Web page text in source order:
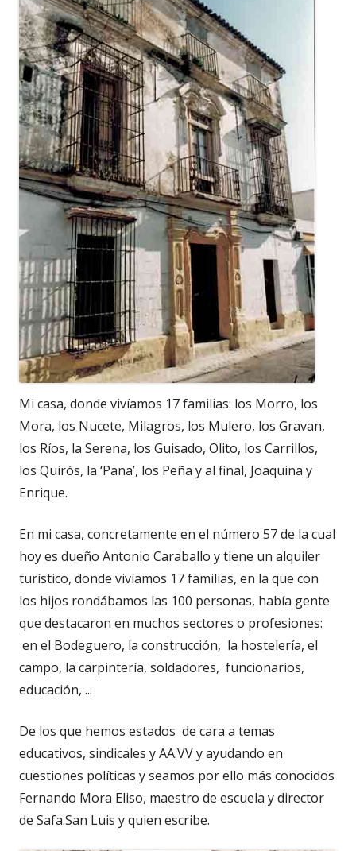
Mi casa, donde vivíamos 17 familias: los Morro, los
Mora, los Nucete, Milagros, los Mulero, los Gravan,
los Ríos, la Serena, los Guisado, Olito, los Carrillos,
los Quirós, la ‘Pana’, los Peña y al final, Joaquina y
Enrique.
En mi casa, concretamente en el número 57 de la cual
hoy es dueño Antonio Caraballo y tiene un alquiler
turístico, donde vivíamos 17 familias, en la que con
los hijos rondábamos las 100 personas, había gente
que destacaron en muchos sectores o profesiones:
en el Bodeguero, la construcción, la hostelería, el
campo, la carpintería, soldadores, funcionarios,
educación, ...
De los que hemos estados de cara a temas
educativos, sindicales y AA.VV y ayudando en
cuestiones políticas y seamos por ello más conocidos
Fernando Mora Eliso, maestro de escuela y director
de Safa.San Luis y quien escribe.